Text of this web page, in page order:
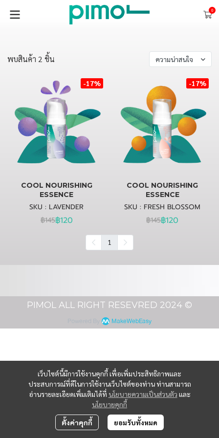
0
พบสินค้า 2 ชิ้น ความน่าสนใจ
-17%
COOL NOURISHING
ESSENCE
SKU : LAVENDER
฿145฿120
-17%
COOL NOURISHING
ESSENCE
SKU : FRESH BLOSSOM
฿145฿120
1
เว็บไซต์นี้มีการใช้งานคุกกี้ เพื่อเพิ่มประสิทธิภาพและ
ประสบการณ์ที่ดีในการใช้งานเว็บไซต์ของท่าน ท่านสามารถ
อ่านรายละเอียดเพิ่มเติมได้ที่ นโยบายความเป็นส่วนตัว และ
นโยบายคุกกี้
ตั้งค่าคุกกี้ ยอมรับทั้งหมด
PIMOL ALL RIGHT RESEVRED 2024 ©
MakeWebEasy